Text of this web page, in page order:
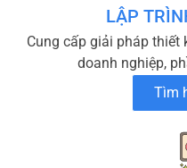
LẬP
Cung cấp giải pháp thiết
doanh nghiệp,
Tìm